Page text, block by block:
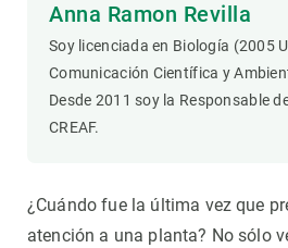
Anna Ramon Revilla
Soy licenciada en Biología (2005
Comunicación Científica y
Desde 2011 soy la Responsable
CREAF.
¿Cuándo fue la última vez que
atención a una planta? No sólo